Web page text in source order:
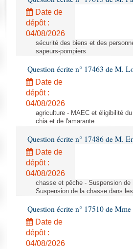
Rapports d'enquête
Rapports législatifs
Rapports sur l'application des lois
Baromètre de l’application des lois
Dossiers législatifs
Budget et sécurité sociale
Questions écrites et orales
Comptes rendus des débats
Date de
dépôt :
04/08/2026
sécurité des biens et des
sapeurs-pompiers
Question écrite n° 17463 de M.
Date de
dépôt :
04/08/2026
agriculture - MAEC et éligibilité
chia et de l'amarante
Question écrite n° 17486 de M.
Date de
dépôt :
04/08/2026
chasse et pêche - Suspension
Suspension de la chasse dans
Question écrite n° 17510 de
Date de
dépôt :
04/08/2026